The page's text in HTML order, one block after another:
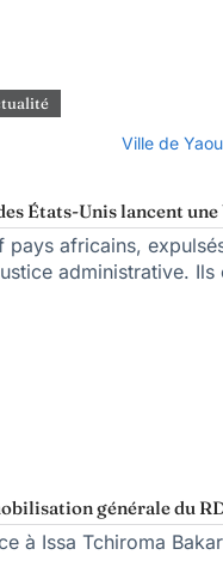
États-Unis lancent
africains,
administrative. Ils
générale du
à Issa Tchiroma